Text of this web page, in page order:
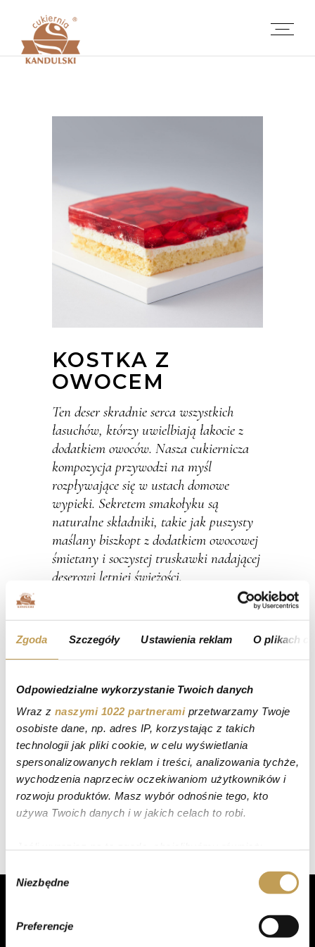
Zgoda Szczegóły Ustawienia reklam O plikach
Odpowiedzialne wykorzystanie Twoich danych
Wraz z naszymi 1022 partneramiprzetwarzamy Twoje
osobiste dane, np. adres IP, korzystając z takich
technologii jak pliki cookie, w celu wyświetlania
spersonalizowanych reklam i treści, analizowania tychże,
wychodzenia naprzeciw oczekiwaniom użytkowników i
rozwoju produktów. Masz wybór odnośnie tego, kto
używa Twoich danych i w jakich celach to robi.
geograficznej z dokładnością nawet do kilku metrów
analizując charakteryzującego je zbiory danych
(fingerprinting, czyli wirtualny odcisk palca)
zgody
Niezbędne
Preferencje
KOSTKA Z
OWOCEM
Ten deser skradnie serca wszystkich
łasuchów, którzy uwielbiają łakocie z
dodatkiem owoców. Nasza cukiernicza
kompozycja przywodzi na myśl
rozpływające się w ustach domowe
wypieki. Sekretem smakołyku są
naturalne składniki, takie jak puszysty
maślany biszkopt z dodatkiem owocowej
śmietany i soczystej truskawki nadającej
deserowi letniej świeżości.
Kategorie: Ciasta